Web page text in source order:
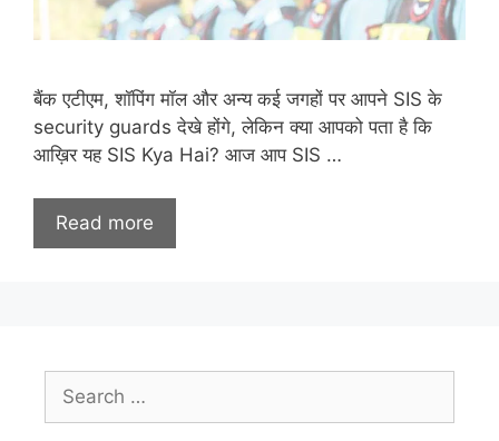
बैंक एटीएम, शॉपिंग मॉल और अन्य कई जगहों पर आपने SIS के
security guards देखे होंगे, लेकिन क्या आपको पता है कि
आख़िर यह SIS Kya Hai? आज आप SIS …
Read more
for: